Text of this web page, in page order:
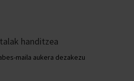
handitzea
maila aukera dezakezu